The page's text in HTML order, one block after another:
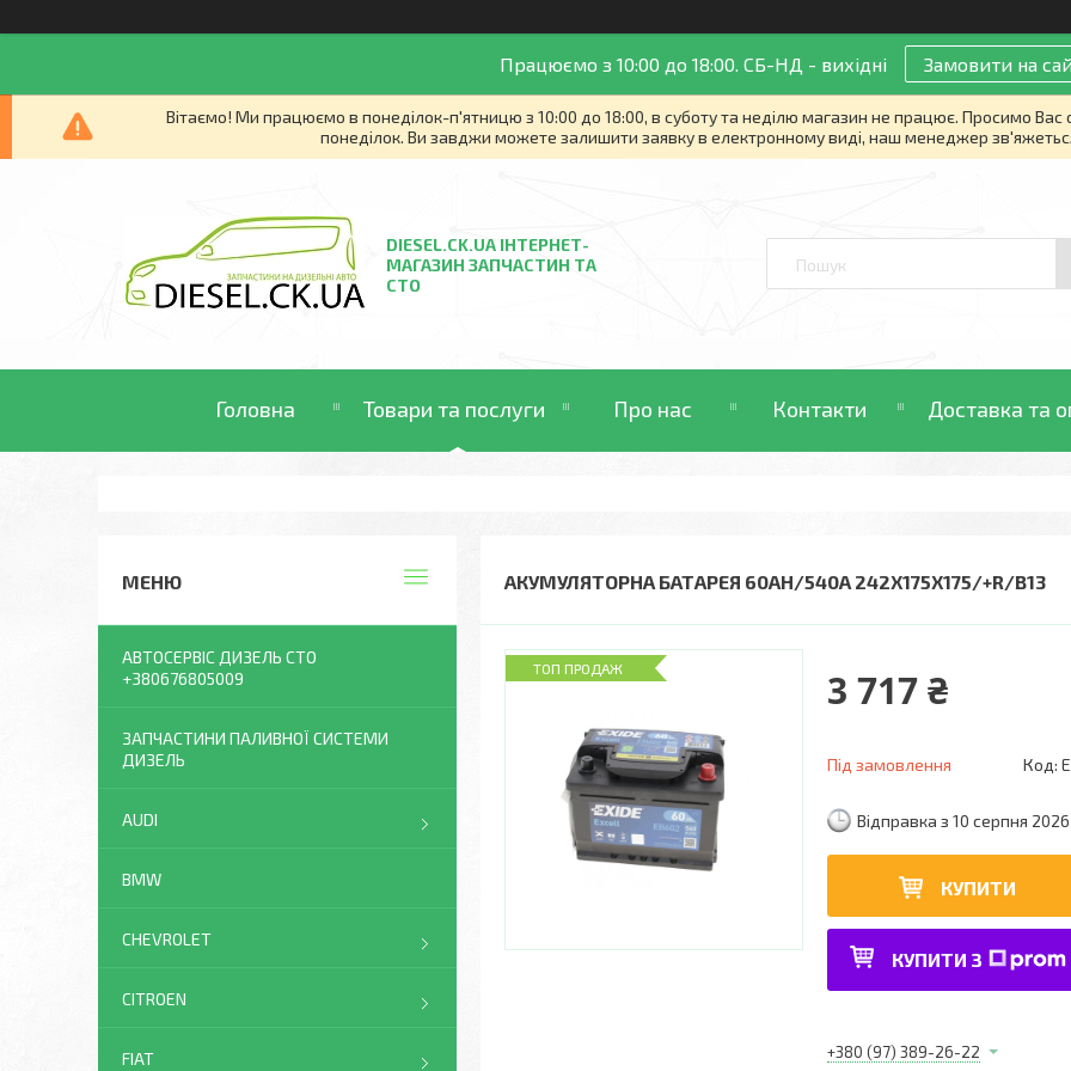
Працюємо з 10:00 до 18:00. СБ-НД - вихідні Замовити на
Вітаємо! Ми працюємо в понеділок-п'ятницю з 10:00 до 18:00, в суботу та неділю магазин не працює. Просимо Вас
понеділок. Ви завджи можете залишити заявку в електронному виді, наш менеджер
DIESEL.CK.UA ІНТЕРНЕТ-
МАГАЗИН ЗАПЧАСТИН ТА
СТО
Головна Товари та послуги Про нас Контакти Доставка та
АКУМУЛЯТОРНА БАТАРЕЯ 60AH/540A 242X175X175/+R/B13
ТОП ПРОДАЖ 3 717 ₴
Під замовлення Код:
Відправка з 10 серпня 2026
КУПИТИ
КУПИТИ З
+380 (97) 389-26-22
АВТОСЕРВІС ДИЗЕЛЬ СТО
+380676805009
ЗАПЧАСТИНИ ПАЛИВНОЇ СИСТЕМИ
ДИЗЕЛЬ
AUDI
BMW
CHEVROLET
CITROEN
FIAT